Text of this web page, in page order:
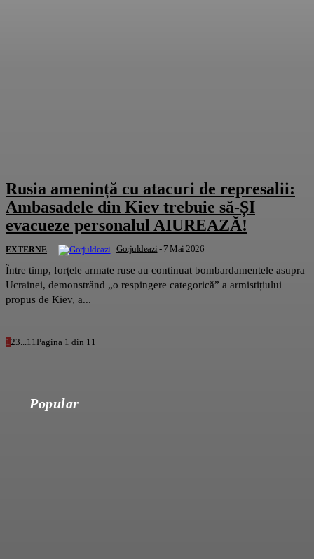
Rusia amenință cu atacuri de represalii:
Ambasadele din Kiev trebuie să-ȘI
evacueze personalul AIUREAZĂ!
EXTERNE Gorjuldeazi - 7 Mai 2026
Între timp, forțele armate ruse au continuat bombardamentele asupra
Ucrainei, demonstrând „o respingere categorică” a armistițiului
propus de Kiev, a...
1 23 11 Pagina 1 din 11
Popular